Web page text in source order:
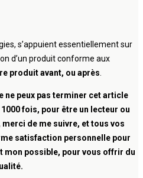
s’appuient essentiellement sur
d’un produit conforme aux
produit avant, ou après
ne peux pas terminer cet article
fois, pour être un lecteur ou
de me suivre, et tous vos
satisfaction personnelle pour
mon possible, pour vous offrir du